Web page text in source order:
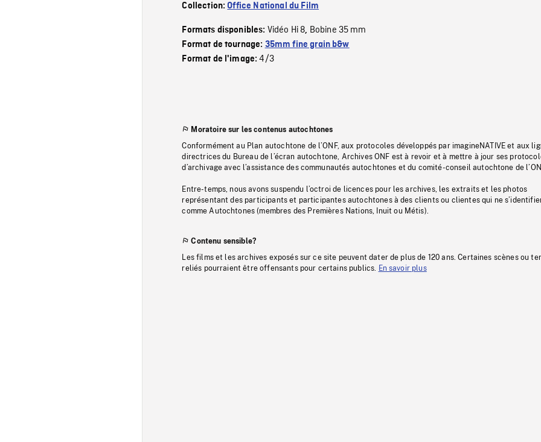
Collection:Office National du Film
Formats disponibles: Vidéo Hi 8, Bobine 35 mm
Format de tournage: 35mm fine grain b&w
Format de l'image:4/3
Moratoire sur les contenus autochtones
Conformément au Plan autochtone de l’ONF, aux protocoles développés par imagineNATIVE et aux
directrices du Bureau de l’écran autochtone, Archives ONF est à revoir et à mettre à jour ses
d’archivage avec l’assistance des communautés autochtones et du comité-conseil autochtone de
Entre-temps, nous avons suspendu l’octroi de licences pour les archives, les extraits et les photos
représentant des participants et participantes autochtones à des clients ou clientes qui ne
comme Autochtones (membres des Premières Nations, Inuit ou Métis).
Contenu sensible?
Les films et les archives exposés sur ce site peuvent dater de plus de 120 ans. Certaines scènes ou
reliés pourraient être offensants pour certains publics. En savoir plus